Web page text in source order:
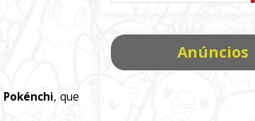
Pokénchi, que
Anúncios